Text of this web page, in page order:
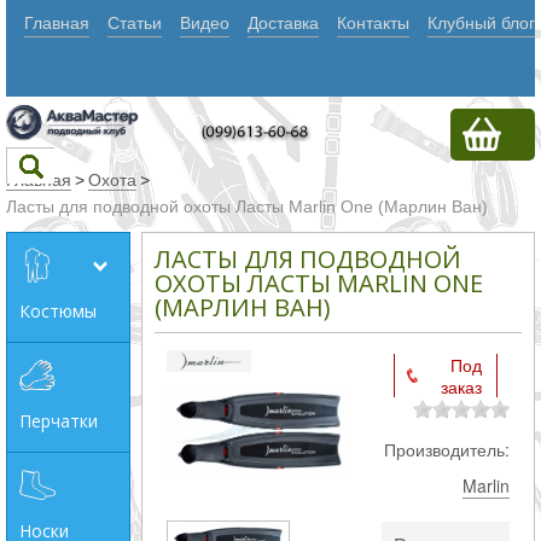
Главная Статьи Видео Доставка Контакты Клубный блог
Текст
Любое из
Все
слова
Главная >Охота >
Ласты для подводной охоты Ласты Marlin One (Марлин Ван)
Костюмы
Перчатки
Носки
ЛАСТЫ ДЛЯ ПОДВОДНОЙ
ОХОТЫ ЛАСТЫ MARLIN ONE
(МАРЛИН ВАН)
Под
заказ
Производитель:
Marlin